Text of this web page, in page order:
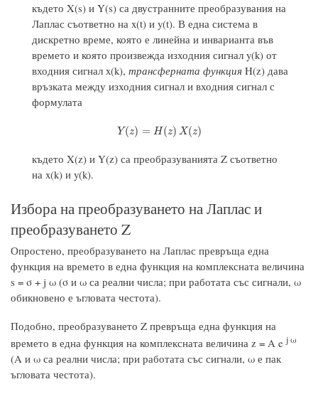
където X(s) и Y(s) са двустранните преобразувания на
Лаплас съответно на x(t) и y(t). В една система в
дискретно време, която е линейна и инварианта във
времето и която произвежда изходния сигнал y(k) от
входния сигнал x(k), трансферната функция H(z) дава
връзката между изходния сигнал и входния сигнал с
формулата
Y (z) = H(z) X(z)
Y( )= H(z)X(z)
където X(z) и Y(z) са преобразуванията Z съответно
на x(k) и y(k).
Избора на преобразуването на Лаплас и
преобразуването Z
Опростено, преобразуването на Лаплас превръща една
функция на времето в една функция на комплексната величина
s = σ + j ω (σ и ω са реални числа; при работата със сигнали, ω
обикновено е ъгловата честота).
Подобно, преобразуването Z превръща една функция на
времето в една функция на комплексната величина z = A ej ω
(A и ω са реални числа; при работата със сигнали, ω е пак
ъгловата честота).